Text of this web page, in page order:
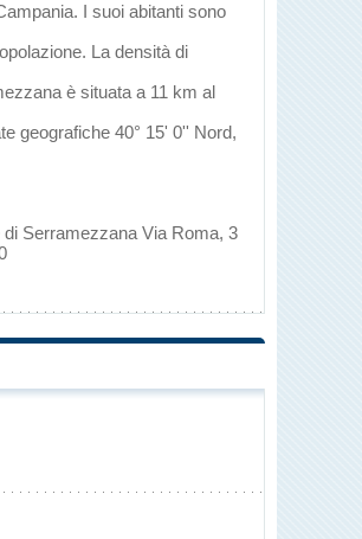
. I suoi abitanti sono
La densità di
è situata a 11 km al
geografiche 40° 15' 0'' Nord,
Serramezzana Via Roma, 3